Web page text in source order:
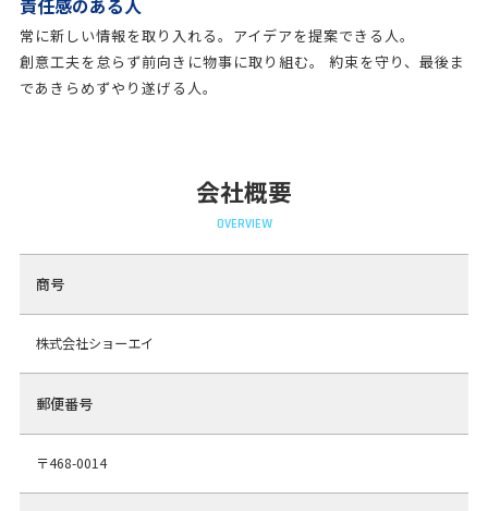
責任感のある人
常に新しい情報を取り入れる。アイデアを提案できる人。
創意工夫を怠らず前向きに物事に取り組む。 約束を守り、最後ま
であきらめずやり遂げる人。
会社概要
OVERVIEW
商号
株式会社ショーエイ
郵便番号
〒468-0014